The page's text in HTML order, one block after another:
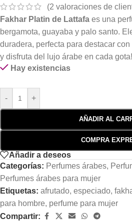
(2 valoraciones de
Fakhar Platin de Lattafa es una
bergamota, guayaba y palo santo.
duradera, perfecta para destacar
y disfruta del lujo árabe en cada gota!
Hay existencias
- +
AÑADIR AL
COMPRA
Añadir a deseos
Categorías: Perfumes árabes,
Perfumes árabes para mujer
Etiquetas: afrutado, especiado,
para hombre, perfume para mujer
Compartir: